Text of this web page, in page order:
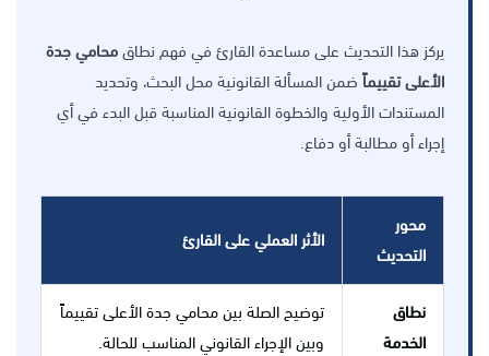
يركز هذا التحديث على مساعدة القارئ في فهم نطاقمحامي جدة
الأعلى تقييماً ضمن المسألة القانونية محل البحث، وتحديد
المستندات الأولية والخطوة القانونية المناسبة قبل البدء في أي
إجراء أو مطالبة أو دفاع.
محور
التحديث
الأثر العملي على القارئ
نطاق
الخدمة
توضيح الصلة بين محامي جدة الأعلى تقييماً
وبين الإجراء القانوني المناسب للحالة.